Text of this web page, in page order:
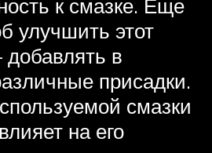
к смазке. Еще
улучшить этот
добавлять в
присадки.
смазки
на его